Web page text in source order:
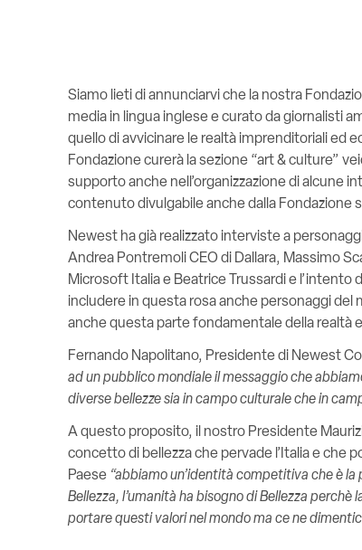
Siamo lieti di annunciarvi che la nostra
media in lingua inglese e curato da giornalisti
quello di avvicinare le realtà imprenditoriali ed
Fondazione curerà la sezione “art & culture”
supporto anche nell’organizzazione di alcune
contenuto divulgabile anche dalla Fondazione
Newest ha già realizzato interviste a
Andrea Pontremoli CEO di Dallara, Massimo
Microsoft Italia e Beatrice Trussardi e
includere in questa rosa anche personaggi del
anche questa parte fondamentale della realtà
Fernando Napolitano, Presidente di Newest
ad un pubblico mondiale il messaggio che
diverse bellezze sia in campo culturale che in
A questo proposito, il nostro Presidente
concetto di bellezza che pervade l’Italia e che
Paese “abbiamo un’identità competitiva che è
Bellezza, l’umanità ha bisogno di Bellezza perchè
portare questi valori nel mondo ma ce ne